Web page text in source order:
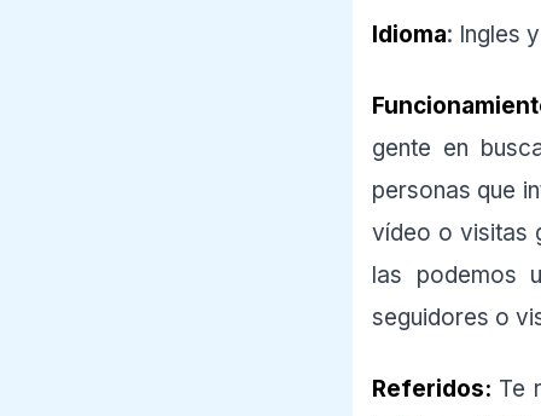
Idioma: Ingles
gente en
personas que
vídeo o visitas
las podemos
seguidores o
Referidos: Te